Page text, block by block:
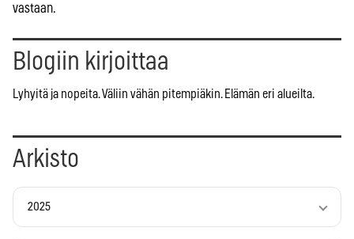
vastaan.
Blogiin kirjoittaa
Lyhyitä ja nopeita. Väliin vähän pitempiäkin. Elämän eri alueilta.
Arkisto
2025